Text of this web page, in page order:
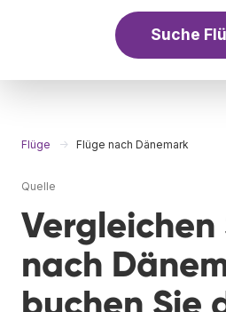
Suche
Flüge Flüge nach Dänemark
Quelle
Vergleichen
nach